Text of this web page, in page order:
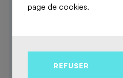
page de cookies.
REFUSER